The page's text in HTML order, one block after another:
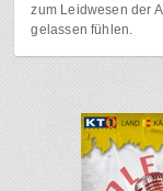
zum Leidwesen der
gelassen fühlen.